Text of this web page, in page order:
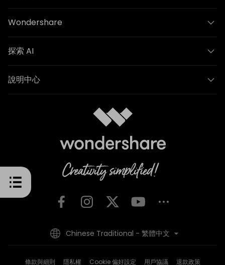
Wondershare
探索 AI
說明中心
條款與細則 隱私權 Cookie 偏好設定 用戶協議 退款政策
Chinese Traditional - 繁體中文